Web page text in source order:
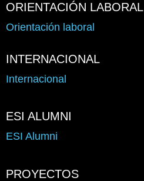
ORIENTACIÓN LABORAL
Orientación laboral
INTERNACIONAL
Internacional
ESI ALUMNI
ESI Alumni
PROYECTOS